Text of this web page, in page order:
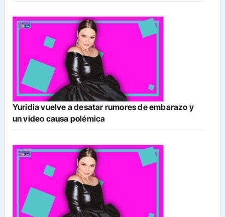
Yuridia vuelve a desatar rumores de embarazo y
un video causa polémica